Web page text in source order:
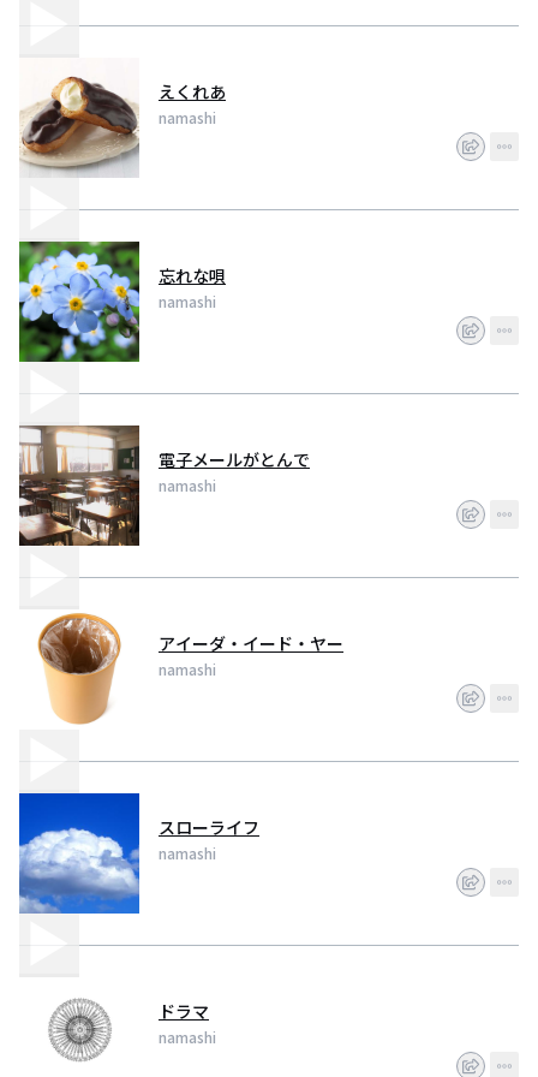
えくれあ
namashi
忘れな唄
namashi
電子メールがとんで
namashi
アイーダ・イード・ヤー
namashi
スローライフ
namashi
ドラマ
namashi